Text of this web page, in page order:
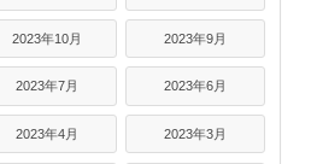
2023年10月 2023年9月
2023年7月 2023年6月
2023年4月 2023年3月